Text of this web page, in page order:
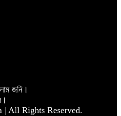
জনি।
All Rights Reserved.